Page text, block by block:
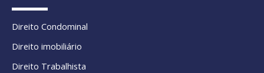
Direito Condominal
Direito imobiliário
Direito Trabalhista